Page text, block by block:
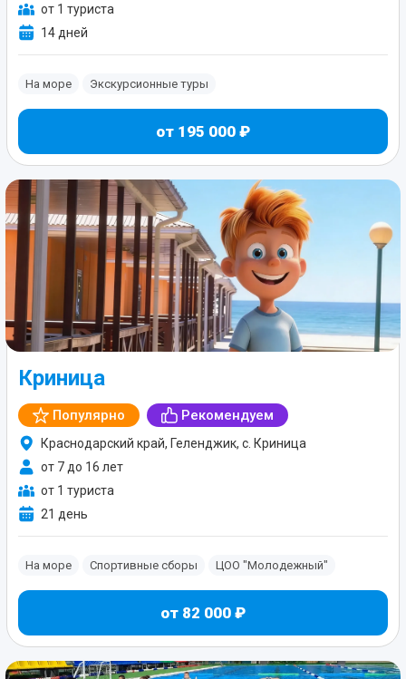
от 1 туриста
14 дней
На море Экскурсионные туры
от 195 000 ₽
Криница
Популярно Рекомендуем
Краснодарский край, Геленджик, с. Криница
от 7 до 16 лет
от 1 туриста
21 день
На море Спортивные сборы ЦОО "Молодежный"
от 82 000 ₽